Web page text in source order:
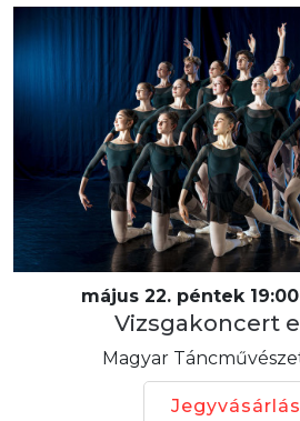
május 22. péntek 19:00
Vizsgakoncert
Magyar
Jegyvásárlás